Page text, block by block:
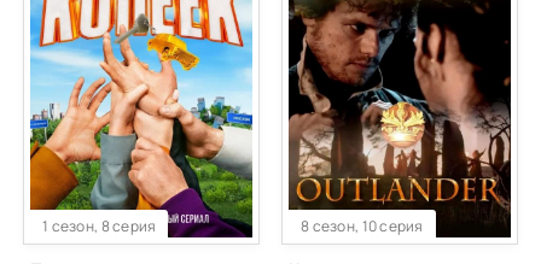
1 сезон, 8 серия 8 сезон, 10 серия